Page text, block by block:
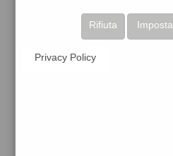
Rifiuta
Privacy Policy